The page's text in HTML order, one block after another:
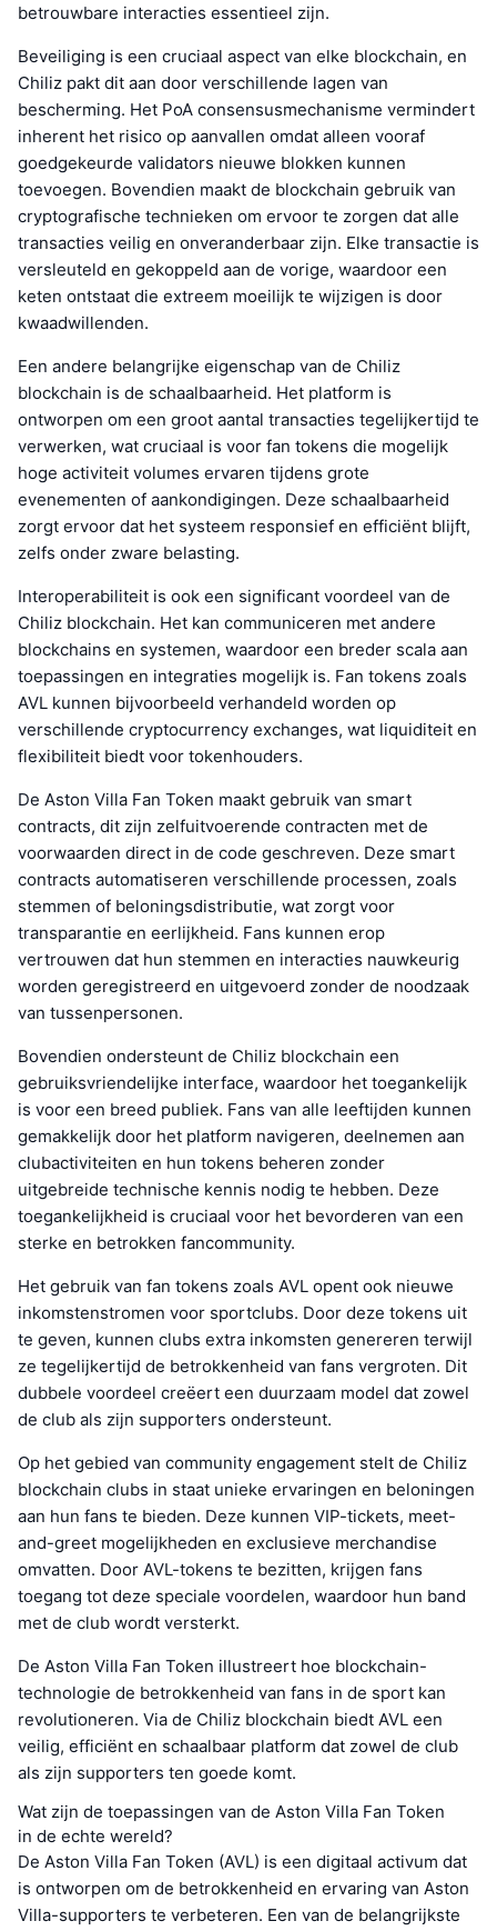
betrouwbare interacties essentieel zijn.
Beveiliging is een cruciaal aspect van elke blockchain, en
Chiliz pakt dit aan door verschillende lagen van
bescherming. Het PoA consensusmechanisme vermindert
inherent het risico op aanvallen omdat alleen vooraf
goedgekeurde validators nieuwe blokken kunnen
toevoegen. Bovendien maakt de blockchain gebruik van
cryptografische technieken om ervoor te zorgen dat alle
transacties veilig en onveranderbaar zijn. Elke transactie is
versleuteld en gekoppeld aan de vorige, waardoor een
keten ontstaat die extreem moeilijk te wijzigen is door
kwaadwillenden.
Een andere belangrijke eigenschap van de Chiliz
blockchain is de schaalbaarheid. Het platform is
ontworpen om een groot aantal transacties tegelijkertijd te
verwerken, wat cruciaal is voor fan tokens die mogelijk
hoge activiteit volumes ervaren tijdens grote
evenementen of aankondigingen. Deze schaalbaarheid
zorgt ervoor dat het systeem responsief en efficiënt blijft,
zelfs onder zware belasting.
Interoperabiliteit is ook een significant voordeel van de
Chiliz blockchain. Het kan communiceren met andere
blockchains en systemen, waardoor een breder scala aan
toepassingen en integraties mogelijk is. Fan tokens zoals
AVL kunnen bijvoorbeeld verhandeld worden op
verschillende cryptocurrency exchanges, wat liquiditeit en
flexibiliteit biedt voor tokenhouders.
De Aston Villa Fan Token maakt gebruik van smart
contracts, dit zijn zelfuitvoerende contracten met de
voorwaarden direct in de code geschreven. Deze smart
contracts automatiseren verschillende processen, zoals
stemmen of beloningsdistributie, wat zorgt voor
transparantie en eerlijkheid. Fans kunnen erop
vertrouwen dat hun stemmen en interacties nauwkeurig
worden geregistreerd en uitgevoerd zonder de noodzaak
van tussenpersonen.
Bovendien ondersteunt de Chiliz blockchain een
gebruiksvriendelijke interface, waardoor het toegankelijk
is voor een breed publiek. Fans van alle leeftijden kunnen
gemakkelijk door het platform navigeren, deelnemen aan
clubactiviteiten en hun tokens beheren zonder
uitgebreide technische kennis nodig te hebben. Deze
toegankelijkheid is cruciaal voor het bevorderen van een
sterke en betrokken fancommunity.
Het gebruik van fan tokens zoals AVL opent ook nieuwe
inkomstenstromen voor sportclubs. Door deze tokens uit
te geven, kunnen clubs extra inkomsten genereren terwijl
ze tegelijkertijd de betrokkenheid van fans vergroten. Dit
dubbele voordeel creëert een duurzaam model dat zowel
de club als zijn supporters ondersteunt.
Op het gebied van community engagement stelt de Chiliz
blockchain clubs in staat unieke ervaringen en beloningen
aan hun fans te bieden. Deze kunnen VIP-tickets, meet-
and-greet mogelijkheden en exclusieve merchandise
omvatten. Door AVL-tokens te bezitten, krijgen fans
toegang tot deze speciale voordelen, waardoor hun band
met de club wordt versterkt.
De Aston Villa Fan Token illustreert hoe blockchain-
technologie de betrokkenheid van fans in de sport kan
revolutioneren. Via de Chiliz blockchain biedt AVL een
veilig, efficiënt en schaalbaar platform dat zowel de club
als zijn supporters ten goede komt.
Wat zijn de toepassingen van de Aston Villa Fan Token
in de echte wereld?
De Aston Villa Fan Token (AVL) is een digitaal activum dat
is ontworpen om de betrokkenheid en ervaring van Aston
Villa-supporters te verbeteren. Een van de belangrijkste